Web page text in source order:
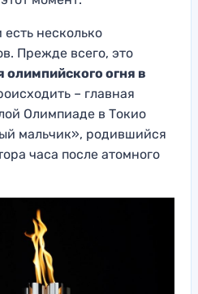
несколько
Прежде всего, это
огня в
– главная
Олимпиаде в Токио
мальчик», родившийся
часа после атомного